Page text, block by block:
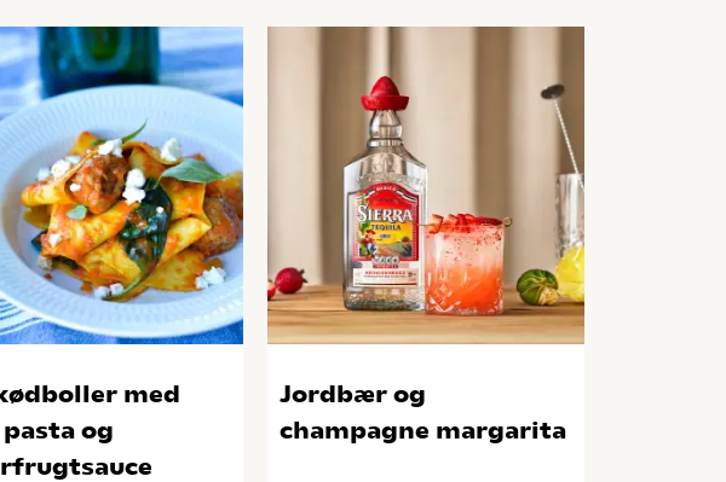
med
og
Jordbær og
champagne margarita